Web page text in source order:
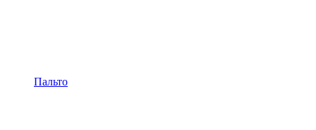
Пальто